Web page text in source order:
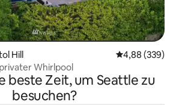
Hill
4,88 (339)
Whirlpool
beste Zeit, um Seattle zu
besuchen?